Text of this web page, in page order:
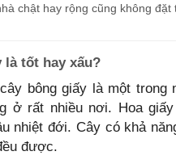
chật hay rộng cũng không
là tốt hay xấu?
bông giấy là một trong
ở rất nhiều nơi. Hoa
nhiệt đới. Cây có khả
được.